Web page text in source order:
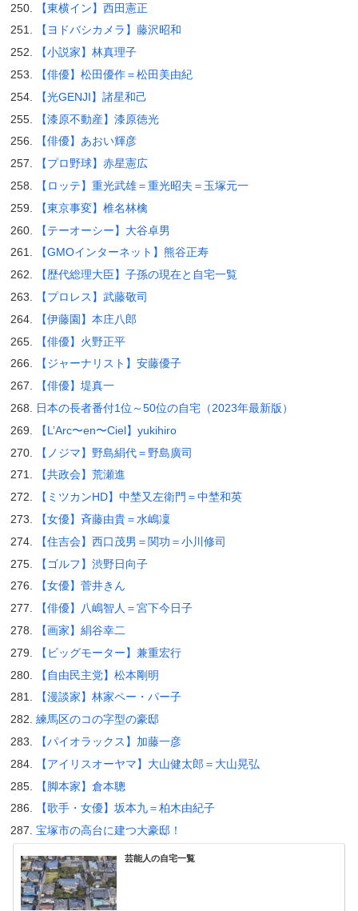
【東横イン】西田憲正
【ヨドバシカメラ】藤沢昭和
【小説家】林真理子
【俳優】松田優作＝松田美由紀
【光GENJI】諸星和己
【漆原不動産】漆原徳光
【俳優】あおい輝彦
【プロ野球】赤星憲広
【ロッテ】重光武雄＝重光昭夫＝玉塚元一
【東京事変】椎名林檎
【テーオーシー】大谷卓男
【GMOインターネット】熊谷正寿
【歴代総理大臣】子孫の現在と自宅一覧
【プロレス】武藤敬司
【伊藤園】本庄八郎
【俳優】火野正平
【ジャーナリスト】安藤優子
【俳優】堤真一
日本の長者番付1位～50位の自宅（2023年最新版）
【L’Arc〜en〜Ciel】yukihiro
【ノジマ】野島絹代＝野島廣司
【共政会】荒瀬進
【ミツカンHD】中埜又左衛門＝中埜和英
【女優】斉藤由貴＝水嶋凜
【住吉会】西口茂男＝関功＝小川修司
【ゴルフ】渋野日向子
【女優】菅井きん
【俳優】八嶋智人＝宮下今日子
【画家】絹谷幸二
【ビッグモーター】兼重宏行
【自由民主党】松本剛明
【漫談家】林家ペー・パー子
練馬区のコの字型の豪邸
【パイオラックス】加藤一彦
【アイリスオーヤマ】大山健太郎＝大山晃弘
【脚本家】倉本聰
【歌手・女優】坂本九＝柏木由紀子
宝塚市の高台に建つ大豪邸！
芸能人の自宅一覧